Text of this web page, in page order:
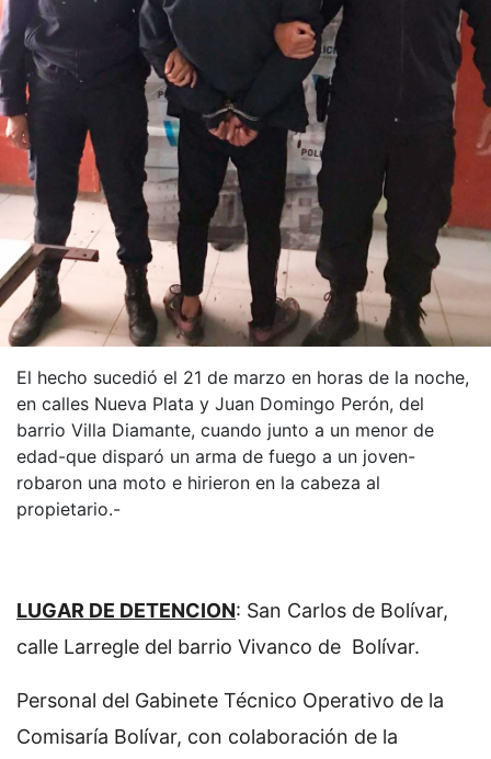
El hecho sucedió el 21 de marzo en horas de la noche,
en calles Nueva Plata y Juan Domingo Perón, del
barrio Villa Diamante, cuando junto a un menor de
edad-que disparó un arma de fuego a un joven-
robaron una moto e hirieron en la cabeza al
propietario.-
LUGAR DE DETENCION: San Carlos de Bolívar,
calle Larregle del barrio Vivanco de Bolívar.
Personal del Gabinete Técnico Operativo de la
Comisaría Bolívar, con colaboración de la